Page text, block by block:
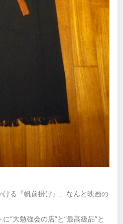
る『帆前掛け』、なんと映画の
”大勉強会の店”と”最高級品”と